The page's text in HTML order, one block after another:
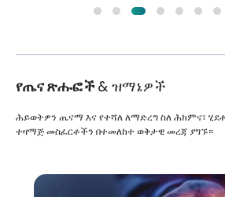
የጤና ጽሑፎች& ዝማኔዎች
ሕይወትዎን ጤናማ እና የተሻለ ለማድረግ ስለ ሕክምና፣
ተዛማጅ መስፈርቶችን በተመለከተ ወቅታዊ መረጃ ያግኙ።